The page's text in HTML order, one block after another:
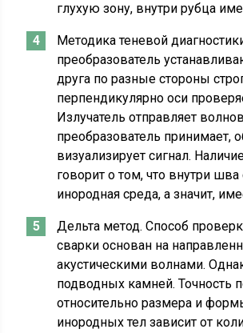
глухую зону, внутри рубца
Методика теневой
преобразователь
друга по разные стороны
перпендикулярно оси
Излучатель отправляет
преобразователь принимает,
визуализирует сигнал.
говорит о том, что внутри
инородная среда, а значит,
Дельта метод. Способ
сварки основан на
акустическими волнами.
подводных камней. Точность
относительно размера и
инородных тел зависит от